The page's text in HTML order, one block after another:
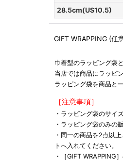
28.5cm(US10.5)
GIFT WRAPPING (任
巾着型のラッピング袋
当店では商品にラッピ
ラッピング袋を商品と
［注意事項］
・ラッピング袋のサイ
・ラッピング袋のみの
・同一の商品を2点以
トへ入れてください。
・［GIFT WRAPPING